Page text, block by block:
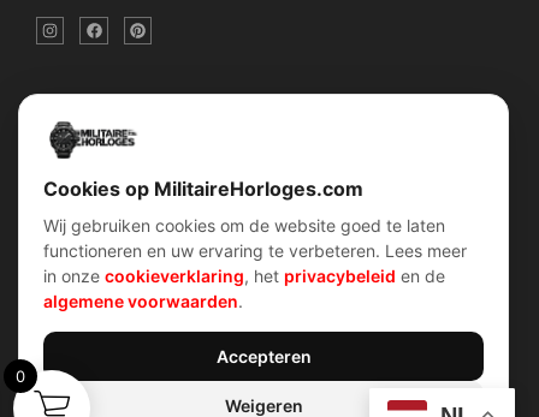
Snel menu
Home
Over ons
Contact
Shop
Categorieën
klantenservice
Verzend & retour
Garantiebeleid
Privacybeleid
Verhalen
Duikers horloges
Contact Info
Cookies op MilitaireHorloges.com
Wij gebruiken cookies om de website goed te laten
functioneren en uw ervaring te verbeteren. Lees meer
in onze cookieverklaring, het privacybeleid en de
algemene voorwaarden.
Accepteren
Weigeren
0